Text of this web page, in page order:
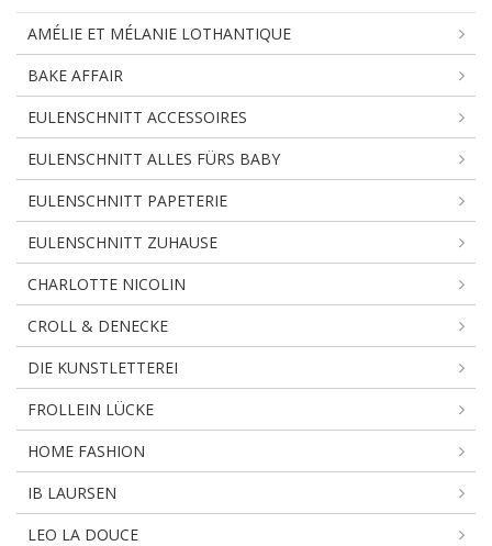
AMÉLIE ET MÉLANIE LOTHANTIQUE
BAKE AFFAIR
EULENSCHNITT ACCESSOIRES
EULENSCHNITT ALLES FÜRS BABY
EULENSCHNITT PAPETERIE
EULENSCHNITT ZUHAUSE
CHARLOTTE NICOLIN
CROLL & DENECKE
DIE KUNSTLETTEREI
FROLLEIN LÜCKE
HOME FASHION
IB LAURSEN
LEO LA DOUCE